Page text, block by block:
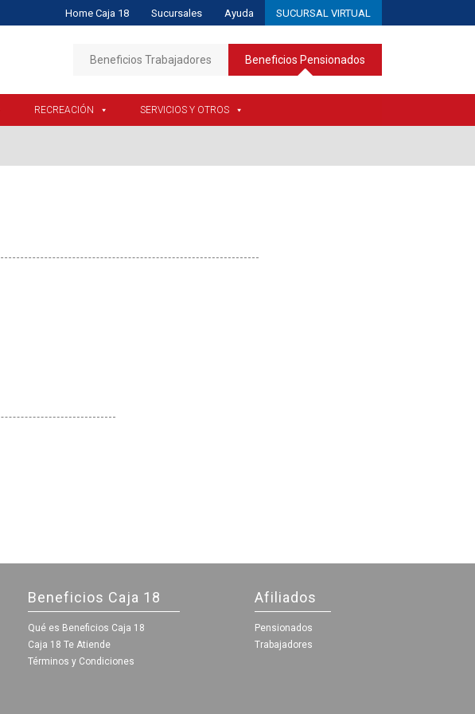
Home Caja 18 Sucursales Ayuda SUCURSAL VIRTUAL
Beneficios Trabajadores Beneficios Pensionados
RECREACIÓN SERVICIOS Y OTROS
Beneficios Caja 18
Qué es Beneficios Caja 18
Caja 18 Te Atiende
Términos y Condiciones
Afiliados
Pensionados
Trabajadores